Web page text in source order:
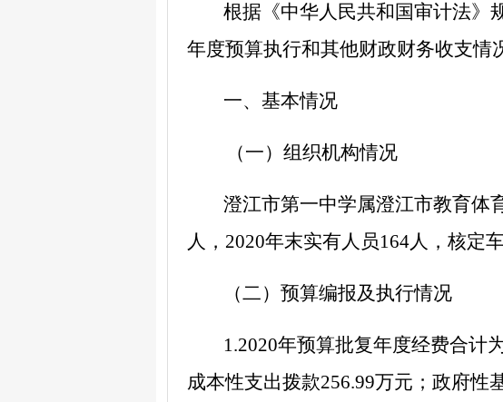
根据《中华人民共和国审计法》
年度预算执行和其他财政财务收支情
一、基本情况
（一）组织机构情况
澄江市第一中学属澄江市教育体
人， 2020年末实有人员164人，核定
（二） 预算编报及执行情况
1.2020年预算批复年度经费合计
成本性支出拨款256.99万元；政府性